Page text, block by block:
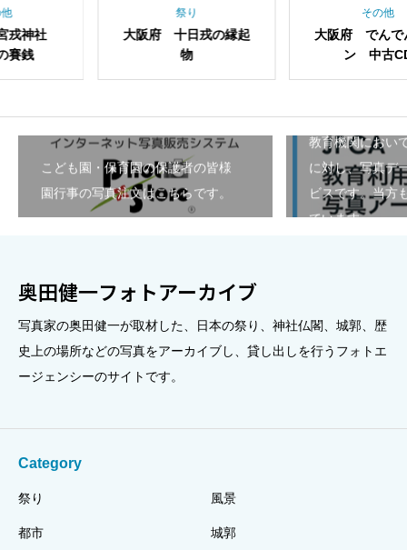
十日戎の縁起
物
大阪府 でんでんタウ
ン 中古CD
和歌山
こども園・保育園の保護者の皆様
園行事の写真注文はこちらです。
教育機関におい
に対し、写真デ
ビスです。当方
ています。
奥田健一フォトアーカイブ
写真家の奥田健一が取材した、日本の祭り、神社仏閣、城郭、歴
史上の場所などの写真をアーカイブし、貸し出しを行うフォトエ
ージェンシーのサイトです。
Category
祭り 風景
都市 城郭